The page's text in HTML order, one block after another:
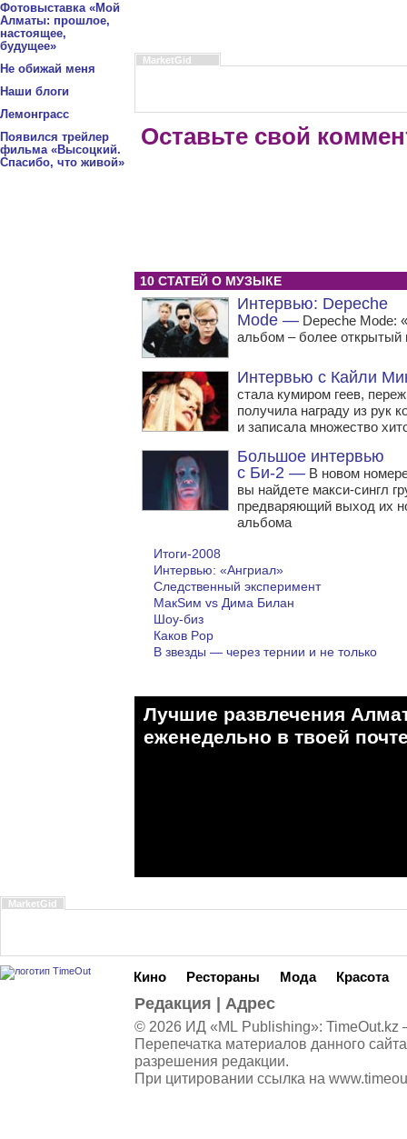
Фотовыставка «Мой
Алматы: прошлое,
настоящее,
будущее»
Не обижай меня
Наши блоги
Лемонграсс
Появился трейлер
фильма «Высоцкий.
Спасибо, что живой»
MarketGid
Оставьте свой
10 СТАТЕЙ О МУЗЫКЕ
Интервью: Depeche
Mode — Depeche Mode:
альбом – более открытый
Интервью с Кайли
стала кумиром геев,
получила награду из рук
и записала множество
Большое интервью
с Би-2 — В новом
вы найдете макси-сингл
предваряющий выход их
альбома
Итоги-2008
Интервью: «Ангриал»
Следственный эксперимент
MaкSим vs Дима Билан
Шоу-биз
Каков Pop
В звезды — через тернии и не только
Лучшие развлечения
eженедельно в твоей
MarketGid
Кино Рестораны Мода Красота
Редакция Адрес
© 2026 ИД «ML Publishing»: TimeOut.kz
Перепечатка материалов данного
разрешения редакции.
При цитировании ссылка на